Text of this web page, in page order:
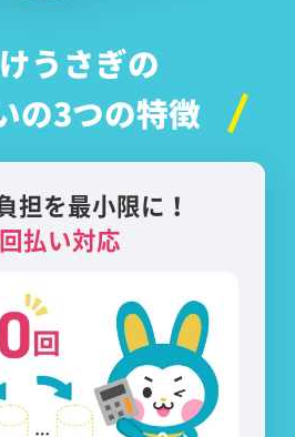
うさぎの
の3つの特徴
担を最小限に！
払い対応